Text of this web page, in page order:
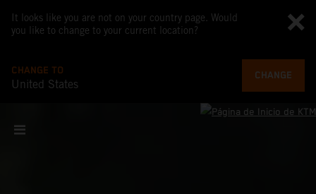
It looks like you are not on your country page. Would
you like to change to your current location?
CHANGE TO
United States
CHANGE